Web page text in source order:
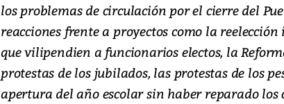
los problemas de circulación por el cierre del
reacciones frente a proyectos como la
que vilipendien a funcionarios electos, la
protestas de los jubilados, las protestas de los
apertura del año escolar sin haber reparado los